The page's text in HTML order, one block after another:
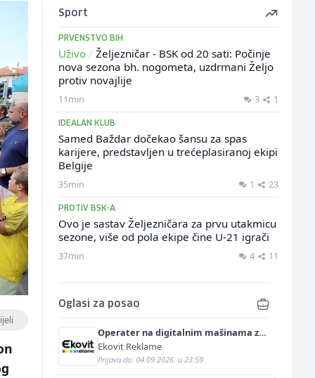
Sport
PRVENSTVO BIH
Uživo / Željezničar - BSK od 20 sati: Počinje
nova sezona bh. nogometa, uzdrmani Željo
protiv novajlije
11min 3 1
IDEALAN KLUB
Samed Baždar dočekao šansu za spas
karijere, predstavljen u trećeplasiranoj ekipi
Belgije
35min 1 23
PROTIV BSK-A
Ovo je sastav Željezničara za prvu utakmicu
sezone, više od pola ekipe čine U-21 igrači
37min 4 11
Oglasi za posao
Operater na digitalnim mašinama za
štampu i doradu (m/ž)
Ekovit Reklame
Prijava do: 04.09.2026. u 23:59